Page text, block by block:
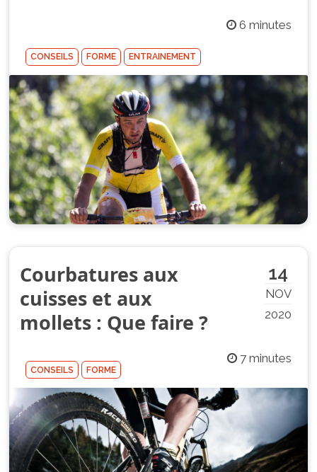
6 minutes
CONSEILS FORME ENTRAINEMENT
14
NOV
2020
Courbatures aux
cuisses et aux
mollets : Que faire ?
7 minutes
CONSEILS FORME